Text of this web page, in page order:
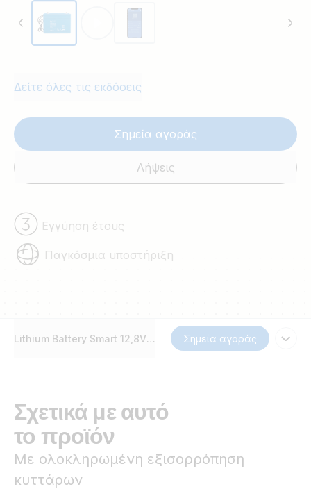
Δείτε όλες τις εκδόσεις
Σημεία αγοράς
Λήψεις
Εγγύηση έτους
Παγκόσμια υποστήριξη
Lithium Battery Smart 12,8V & 25,6VΣημεία αγοράς
Σχετικά με αυτό
το προϊόν
Με ολοκληρωμένη εξισορρόπηση
κυττάρων